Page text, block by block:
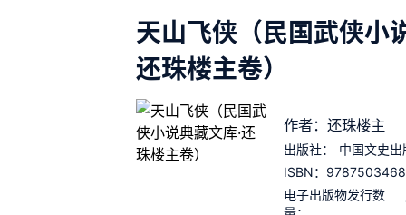
天山飞侠（民国武侠小
还珠楼主卷）
作者：还珠楼主
出版社：
中国文史出
ISBN：
电子出版物发行数